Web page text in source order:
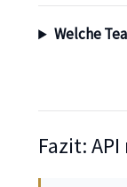
Welche
Fazit: